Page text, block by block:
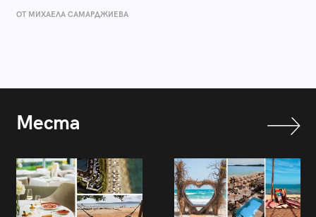
ОТ МИХАЕЛА САМАРДЖИЕВА
Места